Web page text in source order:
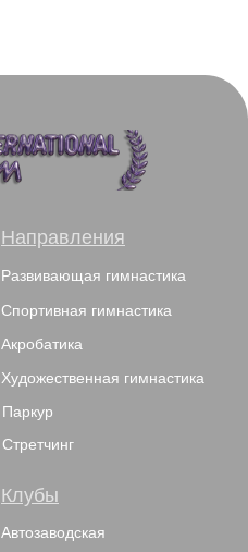
Направления
Развивающая гимнастика
Спортивная гимнастика
Акробатика
Художественная гимнастика
Паркур
Стретчинг
Клубы
Автозаводская